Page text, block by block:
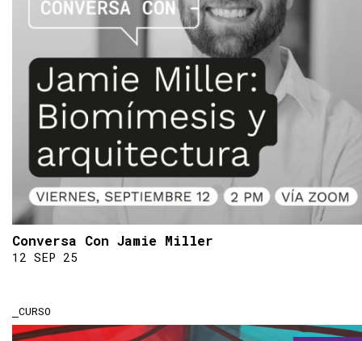
Conversa Con Jamie Miller
12 SEP 25
CURSO